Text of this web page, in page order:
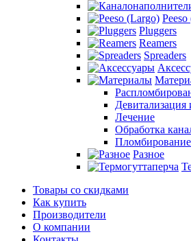
Pluggers
Reamers
Spreaders
Девитализация
Лечение
Обработка
Разное
Товары со скидками
Как купить
Производители
О компании